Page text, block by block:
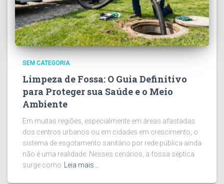
SEM CATEGORIA
Limpeza de Fossa: O Guia Definitivo
para Proteger sua Saúde e o Meio
Ambiente
Em muitas regiões, especialmente em áreas afastadas
dos centros urbanos ou em cidades em crescimento, o
sistema de esgotamento sanitário por rede pública ainda
não é uma realidade. Nesses cenários, a fossa séptica
surge como
Leia mais…